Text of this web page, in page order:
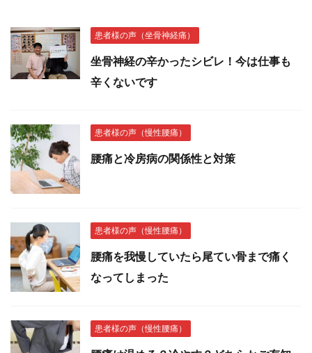
患者様の声（坐骨神経痛）
坐骨神経の辛かったシビレ！今は仕事も
辛くないです
患者様の声（慢性腰痛）
腰痛と冷房病の関係性と対策
患者様の声（慢性腰痛）
腰痛を我慢していたら尾てい骨まで痛く
なってしまった
患者様の声（慢性腰痛）